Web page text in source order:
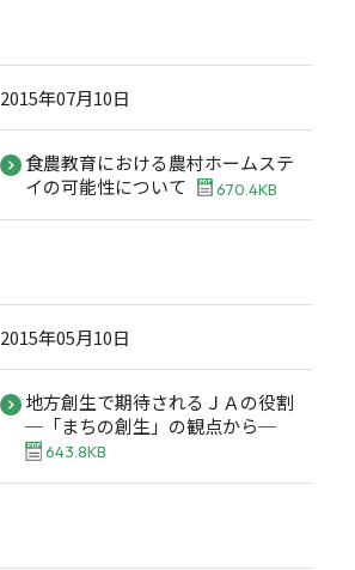
2015年07月10日
食農教育における農村ホームステ
イの可能性について
670.4KB
2015年05月10日
地方創生で期待されるＪＡの役割
─「まちの創生」の観点から─
643.8KB